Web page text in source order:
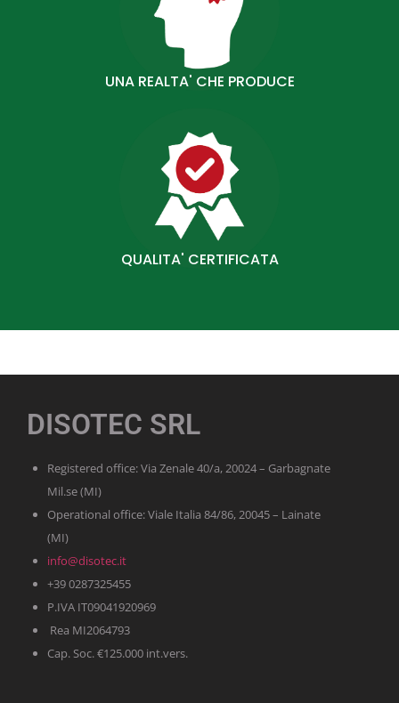
UNA REALTA' CHE PRODUCE
QUALITA' CERTIFICATA
DISOTEC SRL
Registered office: Via Zenale 40/a, 20024 – Garbagnate
Mil.se (MI)
Operational office: Viale Italia 84/86, 20045 – Lainate
(MI)
info@disotec.it
+39 0287325455
P.IVA IT09041920969
Rea MI2064793
Cap. Soc. €125.000 int.vers.